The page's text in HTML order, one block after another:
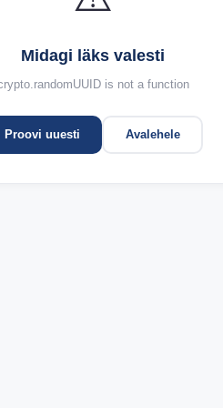
Midagi läks valesti
is not a function
Proovi uuesti Avalehele